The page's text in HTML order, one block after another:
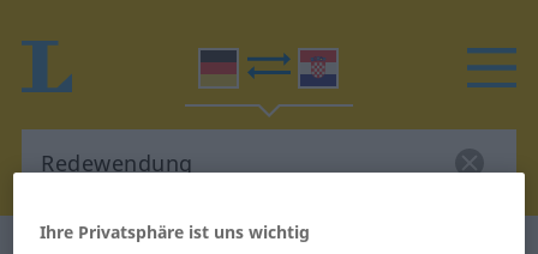
Ihre Privatsphäre ist uns wichtig